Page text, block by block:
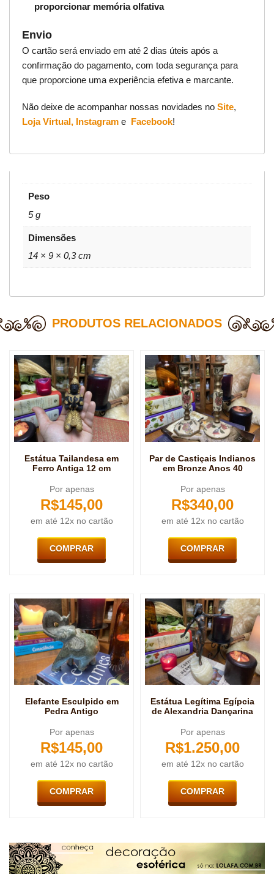
proporcionar memória olfativa
Envio
O cartão será enviado em até 2 dias úteis após a
confirmação do pagamento, com toda segurança para
que proporcione uma experiência efetiva e marcante.
Não deixe de acompanhar nossas novidades no Site,
Loja Virtual, Instagram e Facebook!
Peso
5 g
Dimensões
14 × 9 × 0,3 cm
PRODUTOS RELACIONADOS
Estátua Tailandesa em
Ferro Antiga 12 cm
Por apenas
R$145,00
em até 12x no cartão
COMPRAR
Par de Castiçais Indianos
em Bronze Anos 40
Por apenas
R$340,00
em até 12x no cartão
COMPRAR
Elefante Esculpido em
Pedra Antigo
Por apenas
R$145,00
em até 12x no cartão
COMPRAR
Estátua Legítima Egípcia
de Alexandria Dançarina
Por apenas
R$1.250,00
em até 12x no cartão
COMPRAR